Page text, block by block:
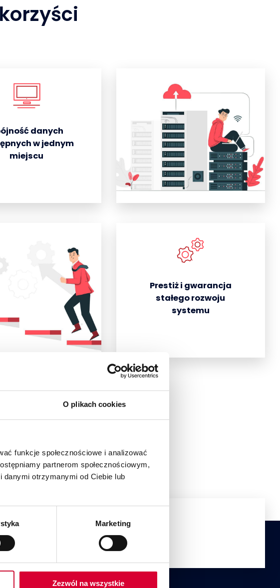
O plikach cookies
funkcje społecznościowe i analizować
partnerom społecznościowym,
danymi otrzymanymi od Ciebie lub
Marketing
Zezwól na wszystkie
danych
w jednym
miejscu
Prestiż i gwarancja
stałego rozwoju
systemu
Rok założenia: